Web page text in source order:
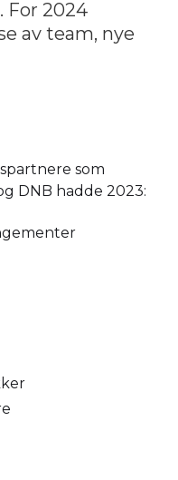
For 2024
av team, nye
som
DNB hadde 2023: